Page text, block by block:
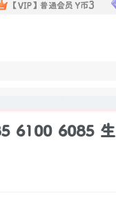
【VIP】普通会员 Y币3
6100 6085 生